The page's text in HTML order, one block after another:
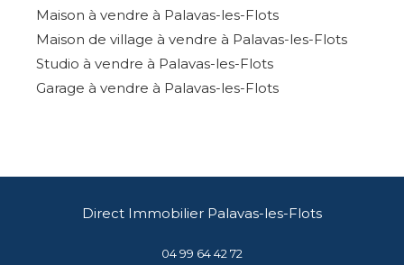
Maison à vendre à Palavas-les-Flots
Maison de village à vendre à Palavas-les-Flots
Studio à vendre à Palavas-les-Flots
Garage à vendre à Palavas-les-Flots
Direct Immobilier Palavas-les-Flots
04 99 64 42 72